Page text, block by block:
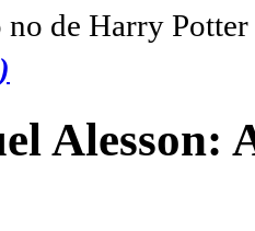
no de Harry
Alesson: